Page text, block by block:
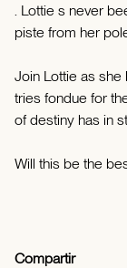
. Lottie s never
piste from her
Join Lottie as she
tries fondue for
of destiny has in
Will this be the
Compartir